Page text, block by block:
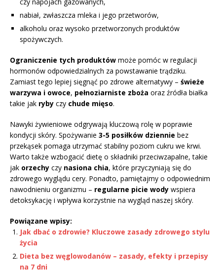
nabiał, zwłaszcza mleka i jego przetworów,
alkoholu oraz wysoko przetworzonych produktów
spożywczych.
Ograniczenie tych produktów może pomóc w regulacji
hormonów odpowiedzialnych za powstawanie trądziku.
Zamiast tego lepiej sięgnąć po zdrowe alternatywy – świeże
warzywa i owoce, pełnoziarniste zboża oraz źródła białka
takie jak ryby czy chude mięso.
Nawyki żywieniowe odgrywają kluczową rolę w poprawie
kondycji skóry. Spożywanie 3-5 posiłków dziennie bez
przekąsek pomaga utrzymać stabilny poziom cukru we krwi.
Warto także wzbogacić dietę o składniki przeciwzapalne, takie
jak orzechy czy nasiona chia, które przyczyniają się do
zdrowego wyglądu cery. Ponadto, pamiętajmy o odpowiednim
nawodnieniu organizmu – regularne picie wody wspiera
detoksykację i wpływa korzystnie na wygląd naszej skóry.
Powiązane wpisy:
Jak dbać o zdrowie? Kluczowe zasady zdrowego stylu
życia
Dieta bez węglowodanów – zasady, efekty i przepisy
na 7 dni